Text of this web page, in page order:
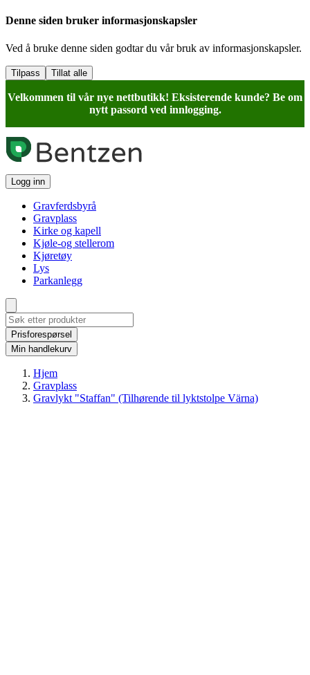
Denne siden bruker informasjonskapsler
Ved å bruke denne siden godtar du vår bruk av informasjonskapsler.
Tilpass Tillat alle
Velkommen til vår nye nettbutikk! Eksisterende kunde? Be om
nytt passord ved innlogging.
Logg inn
Gravferdsbyrå
Gravplass
Kirke og kapell
Kjøle-og stellerom
Kjøretøy
Lys
Parkanlegg
Prisforespørsel
Min handlekurv
Hjem
Gravplass
Gravlykt "Staffan" (Tilhørende til lyktstolpe Värna)